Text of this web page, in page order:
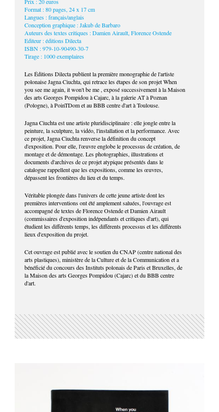
Format : 80 pages, 24 x 17 cm
Langues : français/anglais
Conception graphique : Jakub de Barbaro
Auteurs des textes critiques : Damien Airault, Florence Ostende
Editeur : éditions Dilecta
ISBN : 979-10-90490-30-7
Tirage : 1000 exemplaires
Les Éditions Dilecta publient la première monographie de l'artiste
polonaise Jagna Ciuchta, qui retrace les étapes de son projet When
you see me again, it won't be me , exposé successivement à la Maison
des arts Georges Pompidou à Cajarc, à la galerie AT à Poznan
(Pologne), à PoinTDom et au BBB centre d'art à Toulouse.
Jagna Ciuchta est une artiste pluridisciplinaire : elle jongle entre la
peinture, la sculpture, la vidéo, l'installation et la performance. Avec
ce projet, Jagna Ciuchta renverse la définition du concept
d'exposition. Pour elle, l'œuvre englobe le processus de création, de
montage et de démontage. Les photographies, illustrations et
documents d'archives de ce projet atypique présentés dans le
catalogue rappellent que les expositions, comme les œuvres,
dépassent les frontières du lieu et du temps.
Véritable plongée dans l'univers de cette jeune artiste dont les
premières interventions ont été amplement saluées, l'ouvrage est
accompagné de textes de Florence Ostende et Damien Airault
(commissaires d'exposition indépendants et critiques d'art), qui
étudient les différents temps, les différents processus et les différents
lieux d'exposition du projet.
Cet ouvrage est publié avec le soutien du CNAP (centre national des
arts plastiques), ministère de la Culture et de la Communication et a
bénéficié du concours des Instituts polonais de Paris et Bruxelles, de
la Maison des arts Georges Pompidou (Cajarc) et du BBB centre
d'art.